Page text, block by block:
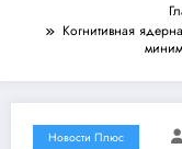
Когнитивная
Новости Плюс